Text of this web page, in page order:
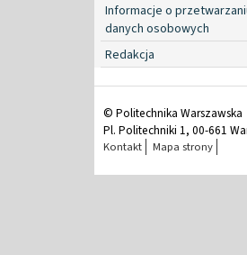
Informacje o
danych osobowych
Redakcja
© Politechnika Warszawska
Pl. Politechniki 1, 00-661
Kontakt Mapa strony